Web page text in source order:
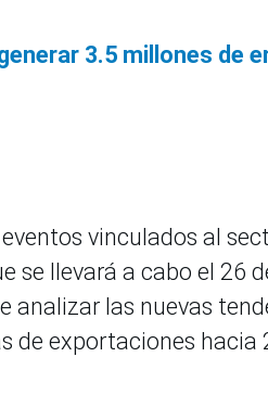
3.5 millones de
vinculados al
se llevará a cabo el 26
analizar las nuevas
de exportaciones hacia